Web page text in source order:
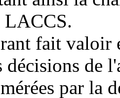
LACCS.
fait valoir
décisions de
par la